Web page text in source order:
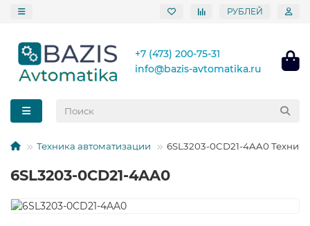
РУБЛЕЙ
+7 (473) 200-75-31
info@bazis-avtomatika.ru
Техника автоматизации 6SL3203-0CD21-4AA0
6SL3203-0CD21-4AA0